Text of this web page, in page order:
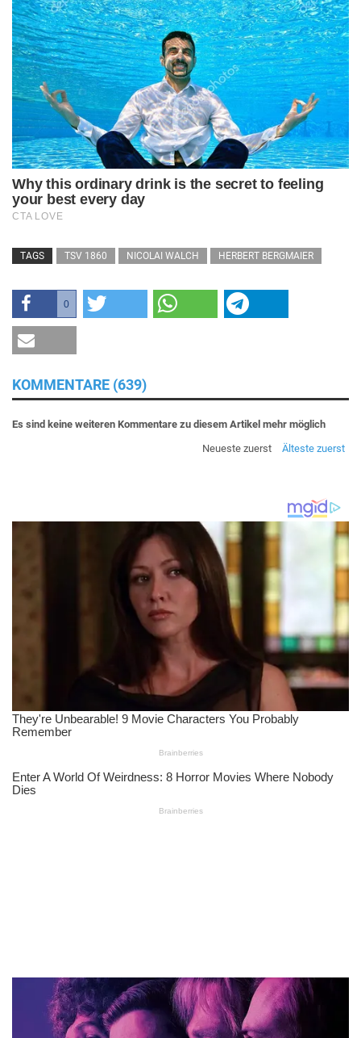
TAGS TSV 1860 NICOLAI WALCH HERBERT BERGMAIER
0
KOMMENTARE (639)
Es sind keine weiteren Kommentare zu diesem Artikel mehr möglich
Neueste zuerst
Älteste zuerst